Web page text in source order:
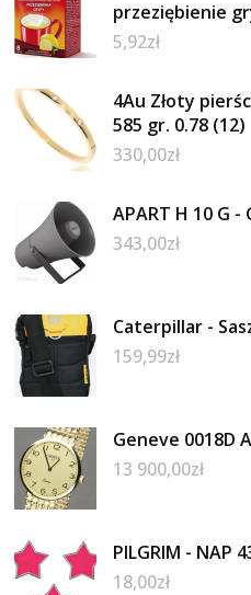
przeziębienie
5,92zł
4Au Złoty
585 gr. 0.78 (12)
330,00zł
APART H 10 G
343,00zł
Caterpillar -
159,99zł
Geneve 0018D
13 900,00zł
PILGRIM - NAP
18,00zł